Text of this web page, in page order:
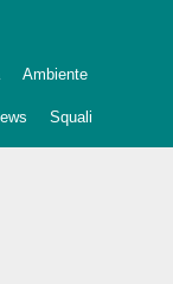
Ambiente
Squali